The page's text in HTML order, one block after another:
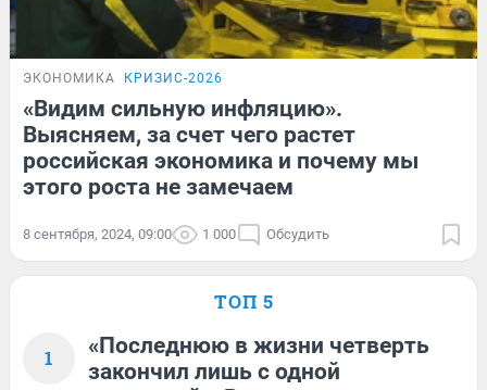
ЭКОНОМИКА КРИЗИС-2026
«Видим сильную инфляцию».
Выясняем, за счет чего растет
российская экономика и почему мы
этого роста не замечаем
8 сентября, 2024, 09:00 1 000 Обсудить
ТОП 5
1
«Последнюю в жизни четверть
закончил лишь с одной